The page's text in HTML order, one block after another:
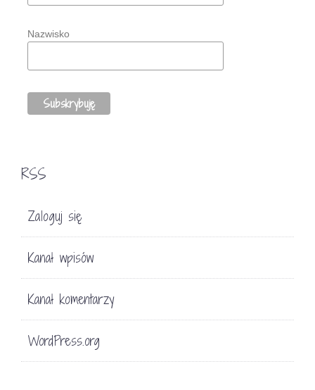
Nazwisko
RSS
Zaloguj się
Kanał wpisów
Kanał komentarzy
WordPress.org